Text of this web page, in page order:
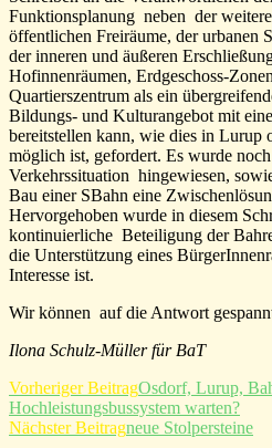
Funktionsplanung neben der
öffentlichen Freiräume, der urbanen
der inneren und äußeren
Hofinnenräumen, Erdgeschoss-
Quartierszentrum als ein
Bildungs- und Kulturangebot mit
bereitstellen kann, wie dies in Lurup
möglich ist, gefordert. Es wurde
Verkehrssituation hingewiesen,
Bau einer SBahn eine
Hervorgehoben wurde in diesem
kontinuierliche Beteiligung der
die Unterstützung eines
Interesse ist.
Wir können auf die Antwort
Ilona Schulz-Müller für BaT
Weitere
Artikel
Vorheriger BeitragOsdorf, Lurup,
Hochleistungsbussystem warten?
Nächster Beitragneue Stolpersteine